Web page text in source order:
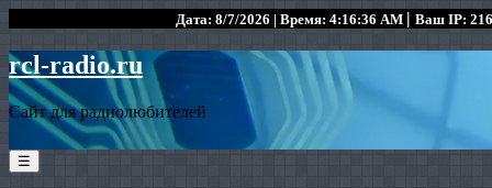
Дата: 8/7/2026 | Время: 4:16:36 AM | Ваш IP:
rcl-radio.ru
Сайт для радиолюбителей
☰